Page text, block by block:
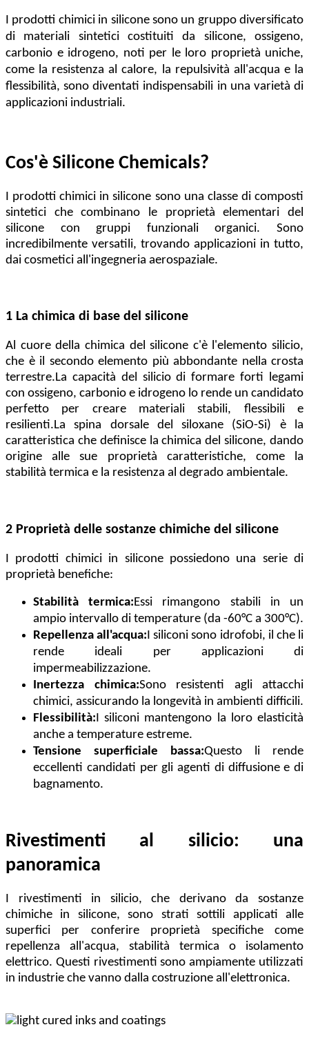
I prodotti chimici in silicone sono un gruppo diversificato
di materiali sintetici costituiti da silicone, ossigeno,
carbonio e idrogeno, noti per le loro proprietà uniche,
come la resistenza al calore, la repulsività all'acqua e la
flessibilità, sono diventati indispensabili in una varietà di
applicazioni industriali.
Cos'è Silicone Chemicals?
I prodotti chimici in silicone sono una classe di composti
sintetici che combinano le proprietà elementari del
silicone con gruppi funzionali organici. Sono
incredibilmente versatili, trovando applicazioni in tutto,
dai cosmetici all'ingegneria aerospaziale.
1 La chimica di base del silicone
Al cuore della chimica del silicone c'è l'elemento silicio,
che è il secondo elemento più abbondante nella crosta
terrestre.La capacità del silicio di formare forti legami
con ossigeno, carbonio e idrogeno lo rende un candidato
perfetto per creare materiali stabili, flessibili e
resilienti.La spina dorsale del siloxane (SiO-Si) è la
caratteristica che definisce la chimica del silicone, dando
origine alle sue proprietà caratteristiche, come la
stabilità termica e la resistenza al degrado ambientale.
2 Proprietà delle sostanze chimiche del silicone
I prodotti chimici in silicone possiedono una serie di
proprietà benefiche:
Stabilità termica: Essi rimangono stabili in un
ampio intervallo di temperature (da -60°C a 300°C).
Repellenza all'acqua: I siliconi sono idrofobi, il che li
rende ideali per applicazioni di
impermeabilizzazione.
Inertezza chimica:Sono resistenti agli attacchi
chimici, assicurando la longevità in ambienti difficili.
Flessibilità: I siliconi mantengono la loro elasticità
anche a temperature estreme.
Tensione superficiale bassa:Questo li rende
eccellenti candidati per gli agenti di diffusione e di
bagnamento.
Rivestimenti al silicio: una
panoramica
I rivestimenti in silicio, che derivano da sostanze
chimiche in silicone, sono strati sottili applicati alle
superfici per conferire proprietà specifiche come
repellenza all'acqua, stabilità termica o isolamento
elettrico. Questi rivestimenti sono ampiamente utilizzati
in industrie che vanno dalla costruzione all'elettronica.